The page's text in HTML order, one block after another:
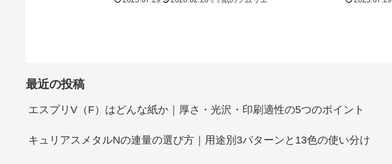
最近の投稿
エスプリV（F）はどんな紙か｜厚さ・光沢・印刷適性の5つのポイント
キュリアスメタルNの連量の選び方｜用途別3パターンと13色の使い分け